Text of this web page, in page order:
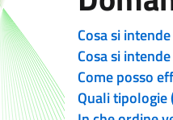
Cosa si
Cosa si
Come posso
Quali tipologie